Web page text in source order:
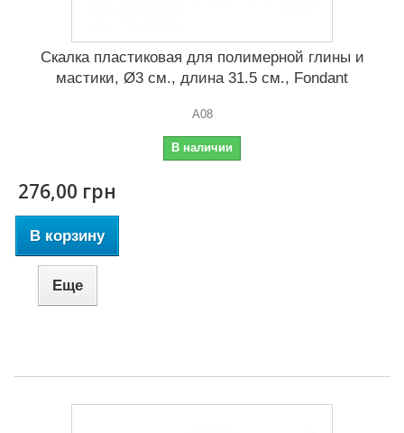
Скалка пластиковая для полимерной глины и
мастики, Ø3 см., длина 31.5 см., Fondant
А08
В наличии
276,00 грн
В корзину
Еще